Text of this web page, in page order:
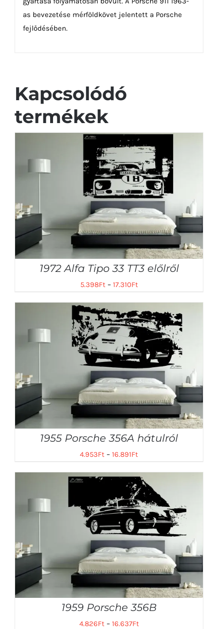
as bevezetése mérföldkövet jelentett a Porsche
fejlődésében.
Kapcsolódó
termékek
1972 Alfa Tipo 33 TT3 előlről
5.398Ft– 17.310Ft
1955 Porsche 356A hátulról
4.953Ft – 16.891Ft
1959 Porsche 356B
4.826Ft– 16.637Ft